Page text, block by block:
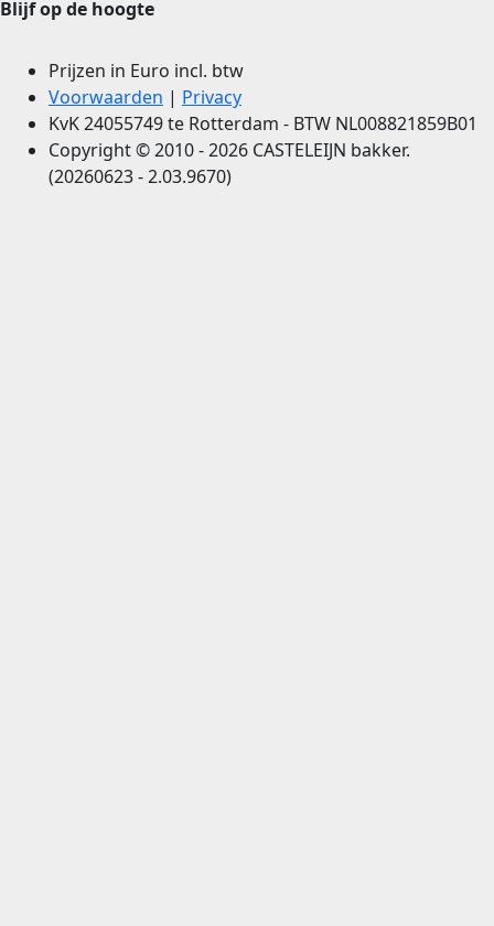
Blijf op de hoogte
Prijzen in Euro incl. btw
Voorwaarden | Privacy
KvK 24055749 te Rotterdam - BTW NL008821859B01
Copyright © 2010 - 2026 CASTELEIJN bakker.
(20260623 - 2.03.9670)